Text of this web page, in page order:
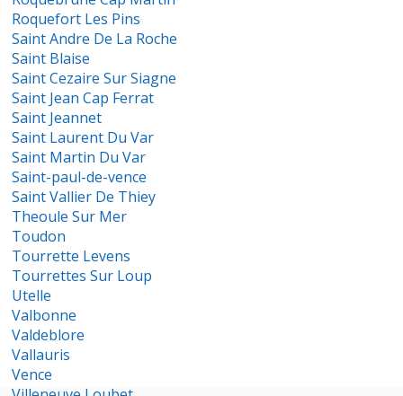
Roquefort Les Pins
Saint Andre De La Roche
Saint Blaise
Saint Cezaire Sur Siagne
Saint Jean Cap Ferrat
Saint Jeannet
Saint Laurent Du Var
Saint Martin Du Var
Saint-paul-de-vence
Saint Vallier De Thiey
Theoule Sur Mer
Toudon
Tourrette Levens
Tourrettes Sur Loup
Utelle
Valbonne
Valdeblore
Vallauris
Vence